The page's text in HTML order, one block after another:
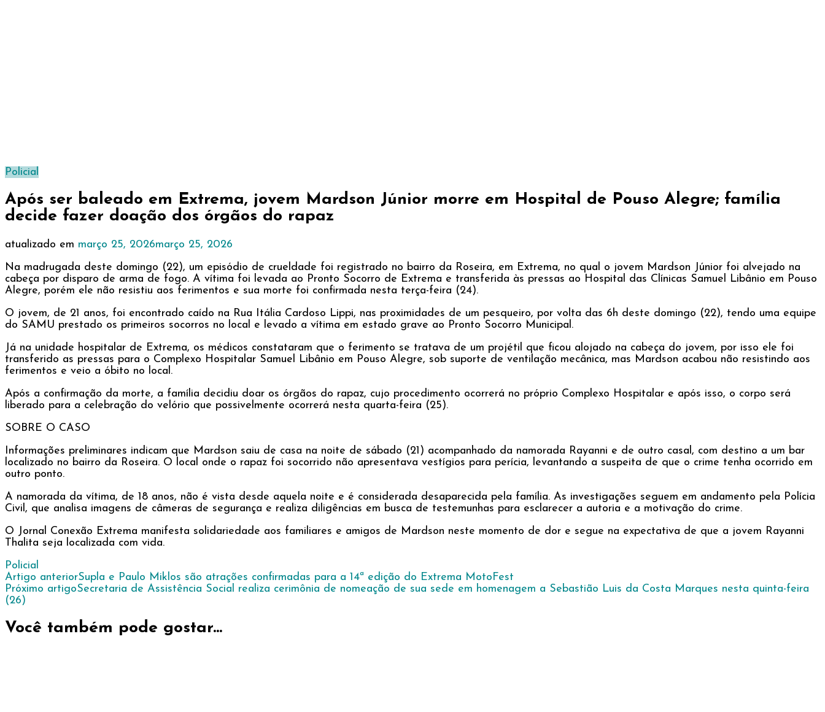
Policial
Após ser baleado em Extrema, jovem Mardson Júnior morre em Hospital de Pouso Alegre; família
decide fazer doação dos órgãos do rapaz
atualizado em março 25, 2026março 25, 2026
Na madrugada deste domingo (22), um episódio de crueldade foi registrado no bairro da Roseira, em Extrema, no qual o jovem Mardson Júnior foi alvejado na
cabeça por disparo de arma de fogo. A vítima foi levada ao Pronto Socorro de Extrema e transferida às pressas ao Hospital das Clínicas Samuel Libânio em Pouso
Alegre, porém ele não resistiu aos ferimentos e sua morte foi confirmada nesta terça-feira (24).
O jovem, de 21 anos, foi encontrado caído na Rua Itália Cardoso Lippi, nas proximidades de um pesqueiro, por volta das 6h deste domingo (22), tendo uma equipe
do SAMU prestado os primeiros socorros no local e levado a vítima em estado grave ao Pronto Socorro Municipal.
Já na unidade hospitalar de Extrema, os médicos constataram que o ferimento se tratava de um projétil que ficou alojado na cabeça do jovem, por isso ele foi
transferido as pressas para o Complexo Hospitalar Samuel Libânio em Pouso Alegre, sob suporte de ventilação mecânica, mas Mardson acabou não resistindo aos
ferimentos e veio a óbito no local.
Após a confirmação da morte, a família decidiu doar os órgãos do rapaz, cujo procedimento ocorrerá no próprio Complexo Hospitalar e após isso, o corpo será
liberado para a celebração do velório que possivelmente ocorrerá nesta quarta-feira (25).
SOBRE O CASO
Informações preliminares indicam que Mardson saiu de casa na noite de sábado (21) acompanhado da namorada Rayanni e de outro casal, com destino a um bar
localizado no bairro da Roseira. O local onde o rapaz foi socorrido não apresentava vestígios para perícia, levantando a suspeita de que o crime tenha ocorrido em
outro ponto.
A namorada da vítima, de 18 anos, não é vista desde aquela noite e é considerada desaparecida pela família. As investigações seguem em andamento pela Polícia
Civil, que analisa imagens de câmeras de segurança e realiza diligências em busca de testemunhas para esclarecer a autoria e a motivação do crime.
O Jornal Conexão Extrema manifesta solidariedade aos familiares e amigos de Mardson neste momento de dor e segue na expectativa de que a jovem Rayanni
Thalita seja localizada com vida.
Policial
Navegação
de
Artigo anteriorSupla e Paulo Miklos são atrações confirmadas para a 14ª edição do Extrema MotoFest
Próximo artigoSecretaria de Assistência Social realiza cerimônia de nomeação de sua sede em homenagem a Sebastião Luis da Costa Marques nesta quinta-feira
(26)
Você também pode gostar...